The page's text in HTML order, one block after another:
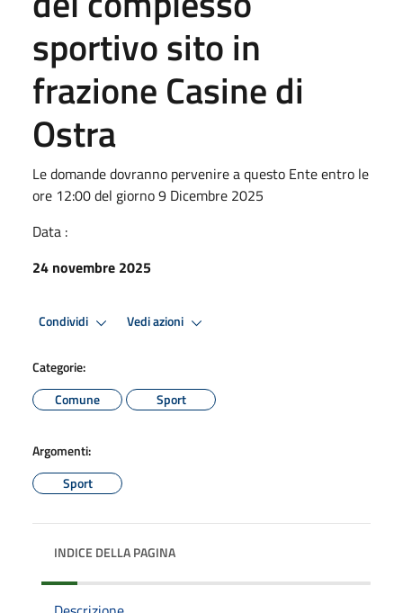
sportivo sito in
frazione Casine di
Ostra
Le domande dovranno pervenire a questo Ente entro le
ore 12:00 del giorno 9 Dicembre 2025
Data :
24 novembre 2025
Condividi Vedi azioni
Categorie:
Comune
Sport
Argomenti:
Sport
INDICE DELLA PAGINA